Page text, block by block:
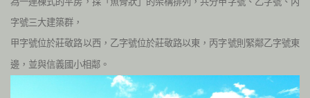
字號三大建築群，
甲字號位於莊敬路以西，乙字號位於莊敬路以東，丙字號則緊鄰乙字號東
邊， 並與信義國小相鄰。